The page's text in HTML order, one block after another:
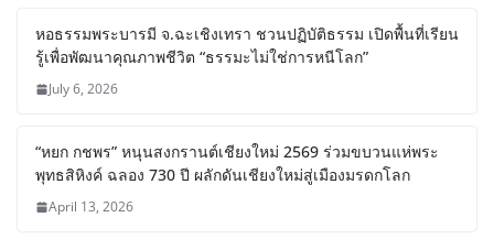
หอธรรมพระบารมี จ.ฉะเชิงเทรา ชวนปฏิบัติธรรม เปิดพื้นที่เรียน
รู้เพื่อพัฒนาคุณภาพชีวิต “ธรรมะไม่ใช่การหนีโลก”
July 6, 2026
“หยก กชพร” หนุนสงกรานต์เชียงใหม่ 2569 ร่วมขบวนแห่พระ
พุทธสิหิงค์ ฉลอง 730 ปี ผลักดันเชียงใหม่สู่เมืองมรดกโลก
April 13, 2026